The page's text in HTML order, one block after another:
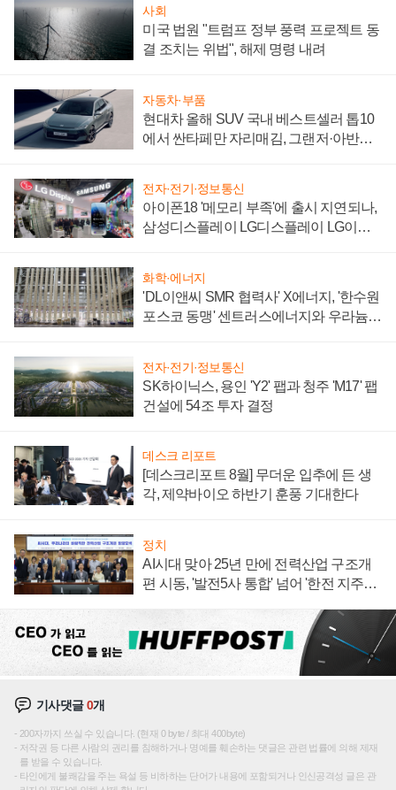
사회
미국 법원 "트럼프 정부 풍력 프로젝트 동
결 조치는 위법", 해제 명령 내려
자동차·부품
현대차 올해 SUV 국내 베스트셀러 톱10
에서 싼타페만 자리매김, 그랜저·아반떼
전자·전기·정보통신
아이폰18 '메모리 부족'에 출시 지연되나,
삼성디스플레이 LG디스플레이 LG이노
화학·에너지
'DL이앤씨 SMR 협력사' X에너지, '한수원
포스코 동맹' 센트러스에너지와 우라늄
전자·전기·정보통신
SK하이닉스, 용인 'Y2' 팹과 청주 'M17' 팹
건설에 54조 투자 결정
데스크 리포트
[데스크리포트 8월] 무더운 입추에 든 생
각, 제약바이오 하반기 훈풍 기대한다
정치
AI시대 맞아 25년 만에 전력산업 구조개
편 시동, '발전5사 통합' 넘어 '한전 지주사'
기사댓글0개
200자까지 쓰실 수 있습니다. (현재 0 byte / 최대 400byte)
저작권 등 다른 사람의 권리를 침해하거나 명예를 훼손하는 댓글은 관련 법률에 의해 제재
를 받을 수 있습니다.
타인에게 불쾌감을 주는 욕설 등 비하하는 단어가 내용에 포함되거나 인신공격성 글은 관